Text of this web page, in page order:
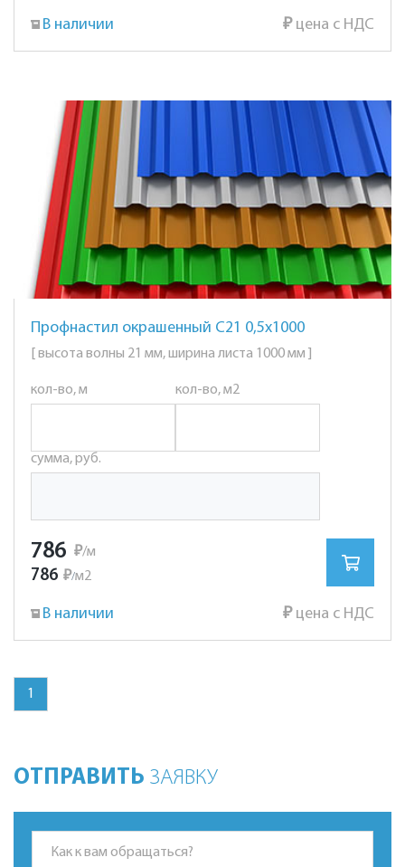
В наличии ₽цена с НДС
Профнастил окрашенный С21 0,5х1000
[ высота волны 21 мм, ширина листа 1000 мм ]
кол-во, м кол-во, м2
сумма, руб.
786 ₽/м
786 ₽/м2
В наличии ₽цена с НДС
1
ОТПРАВИТЬ ЗАЯВКУ